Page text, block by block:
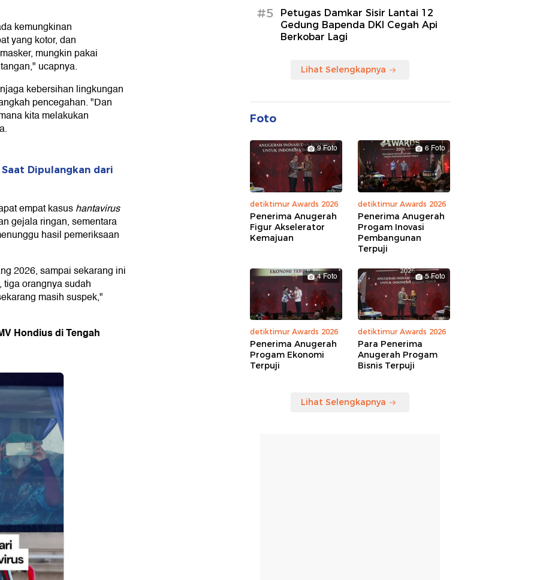
kemungkinan
yang kotor, dan
mungkin pakai
ucapnya.
kebersihan lingkungan
pencegahan. "Dan
kita melakukan
Dipulangkan dari
empat kasushantavirus
gejala ringan, sementara
hasil pemeriksaan
2026, sampai sekarang ini
orangnya sudah
masih suspek,"
Hondius di Tengah
#5
Petugas Damkar Sisir Lantai 12
Gedung Bapenda DKI Cegah Api
Berkobar Lagi
Lihat Selengkapnya
Foto
9 Foto
detiktimur Awards 2026
Penerima Anugerah
Figur Akselerator
Kemajuan
6 Foto
detiktimur Awards 2026
Penerima Anugerah
Progam Inovasi
Pembangunan
Terpuji
4 Foto
detiktimur Awards 2026
Penerima Anugerah
Progam Ekonomi
Terpuji
5 Foto
detiktimur Awards 2026
Para Penerima
Anugerah Progam
Bisnis Terpuji
Lihat Selengkapnya